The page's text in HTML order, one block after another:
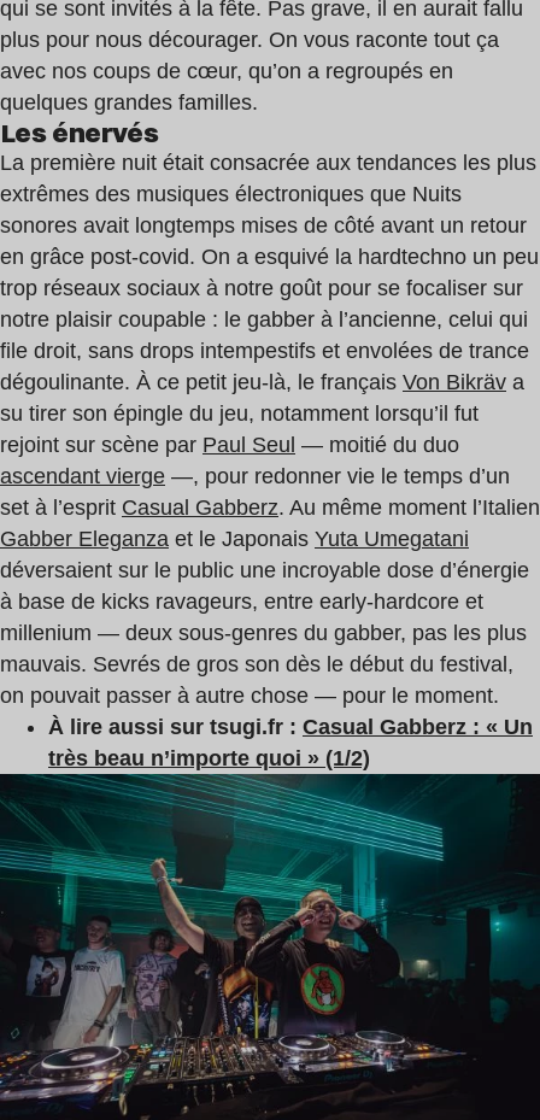
qui se sont invités à la fête. Pas grave, il en aurait fallu
plus pour nous décourager. On vous raconte tout ça
avec nos coups de cœur, qu’on a regroupés en
quelques grandes familles.
Les énervés
La première nuit était consacrée aux tendances les plus
extrêmes des musiques électroniques que Nuits
sonores avait longtemps mises de côté avant un retour
en grâce post-covid. On a esquivé la hardtechno un peu
trop réseaux sociaux à notre goût pour se focaliser sur
notre plaisir coupable : le gabber à l’ancienne, celui qui
file droit, sans drops intempestifs et envolées de trance
dégoulinante. À ce petit jeu-là, le français Von Bikräv a
su tirer son épingle du jeu, notamment lorsqu’il fut
rejoint sur scène par Paul Seul — moitié du duo
ascendant vierge —, pour redonner vie le temps d’un
set à l’esprit Casual Gabberz. Au même moment l’Italien
Gabber Eleganza et le Japonais Yuta Umegatani
déversaient sur le public une incroyable dose d’énergie
à base de kicks ravageurs, entre early-hardcore et
millenium — deux sous-genres du gabber, pas les plus
mauvais. Sevrés de gros son dès le début du festival,
on pouvait passer à autre chose — pour le moment.
À lire aussi sur tsugi.fr : Casual Gabberz : « Un
très beau n’importe quoi » (1/2)